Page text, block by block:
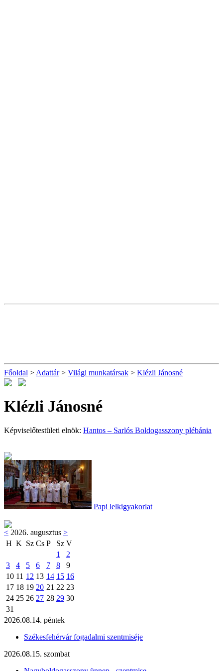
Főoldal > Adattár> Világi munkatársak > Klézli Jánosné
Klézli Jánosné
Képviselőtestületi elnök: Hantos – Sarlós Boldogasszony plébánia
Papi lelkigyakorlat
< 2026. augusztus >
H K Sz Cs P Sz V
1
2
3
4 5 6 7 8
9
10 11 12 13 14 15 16
17 18 19 20 21 22 23
24 25 26 27 28 29 30
31
2026.08.14. péntek
Székesfehérvár fogadalmi szentmiséje
2026.08.15. szombat